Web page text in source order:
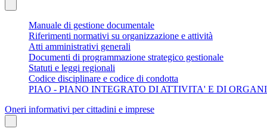
Manuale di gestione documentale
Riferimenti normativi su organizzazione e attività
Atti amministrativi generali
Documenti di programmazione strategico gestionale
Statuti e leggi regionali
Codice disciplinare e codice di condotta
PIAO - PIANO INTEGRATO DI ATTIVITA' E DI
Oneri informativi per cittadini e imprese